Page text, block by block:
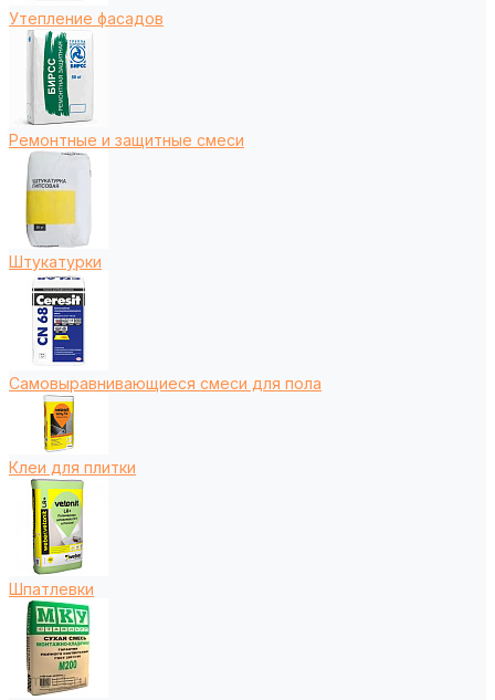
Утепление фасадов
Ремонтные и защитные смеси
Штукатурки
Самовыравнивающиеся смеси для пола
Клеи для плитки
Шпатлевки